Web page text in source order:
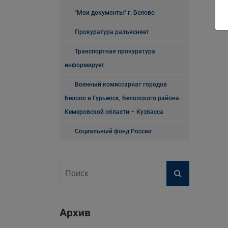
"Мои документы" г. Белово
Прокуратура разъясняет
Транспортная прокуратура
информирует
Военный комиссариат городов
Белово и Гурьевск, Беловского района
Кемеровской области – Кузбасса
Социальный фонд России
Архив